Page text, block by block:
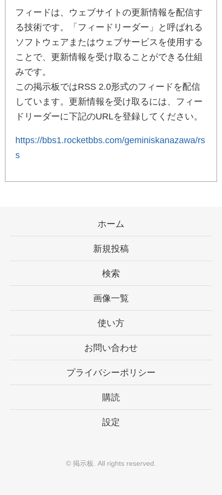
フィードは、ウェブサイトの更新情報を配信す
る技術です。「フィードリーダー」と呼ばれる
ソフトウェアまたはウェブサービスを使用する
ことで、更新情報を受け取ることができる仕組
みです。
この掲示板ではRSS 2.0形式のフィードを配信
しています。更新情報を受け取るには、フィー
ドリーダーに下記のURLを登録してください。
https://bbs1.rocketbbs.com/geminiskanazawa/rs
s
ホーム
新規投稿
検索
画像一覧
使い方
お問い合わせ
プライバシーポリシー
購読
設定
© 掲示板 . All rights reserved.